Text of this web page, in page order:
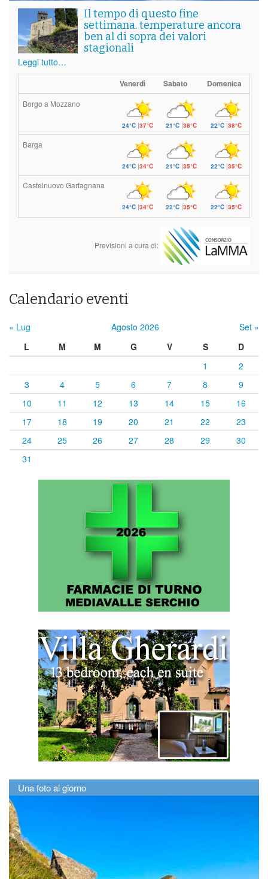
Il tempo di questo fine
settimana. temperature ancora
ben al di sopra dei valori
stagionali
Leggi tutto…
Venerdì Sabato Domenica
Borgo a Mozzano
24°C|37°C 21°C|38°C 22°C |38°C
Barga
24°C|34°C 21°C|35°C 22°C |35°C
Castelnuovo Garfagnana
24°C|34°C 22°C|35°C 22°C |35°C
Previsioni a cura di:
Calendario eventi
« Lug Agosto 2026
Set »
L
M M G V S
D
1
2
3
4 5 6 7 8
9
10
11 12 13 14 15
16
17
18 19 20 21 22
23
24
25 26 27 28 29
30
31
Una foto al giorno